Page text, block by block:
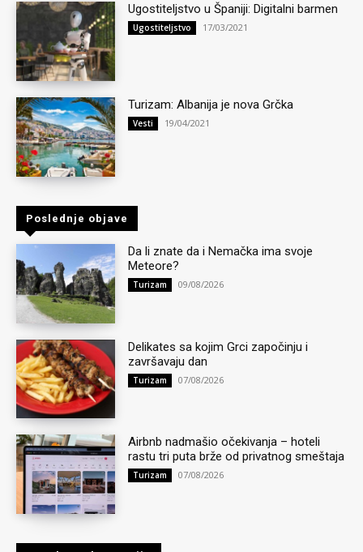
Ugostiteljstvo u Španiji: Digitalni barmen
Ugostiteljstvo 17/03/2021
Turizam: Albanija je nova Grčka
Vesti 19/04/2021
Poslednje objave
Da li znate da i Nemačka ima svoje
Meteore?
Turizam 09/08/2026
Delikates sa kojim Grci započinju i
završavaju dan
Turizam 07/08/2026
Airbnb nadmašio očekivanja – hoteli
rastu tri puta brže od privatnog smeštaja
Turizam 07/08/2026